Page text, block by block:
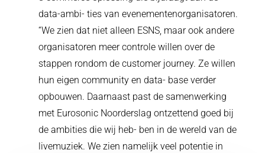
data-ambi- ties van evenementenorganisatoren.
“We zien dat niet alleen ESNS, maar ook andere
organisatoren meer controle willen over de
stappen rondom de customer journey. Ze willen
hun eigen community en data- base verder
opbouwen. Daarnaast past de samenwerking
met Eurosonic Noorderslag ontzettend goed bij
de ambities die wij heb- ben in de wereld van de
livemuziek. We zien namelijk veel potentie in